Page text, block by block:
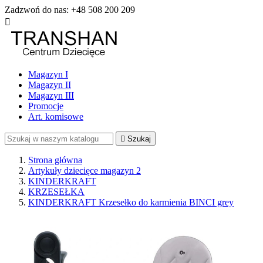
Zadzwoń do nas: +48 508 200 209

Magazyn I
Magazyn II
Magazyn III
Promocje
Art. komisowe
 Szukaj
Strona główna
Artykuły dziecięce magazyn 2
KINDERKRAFT
KRZESEŁKA
KINDERKRAFT Krzesełko do karmienia BINCI grey